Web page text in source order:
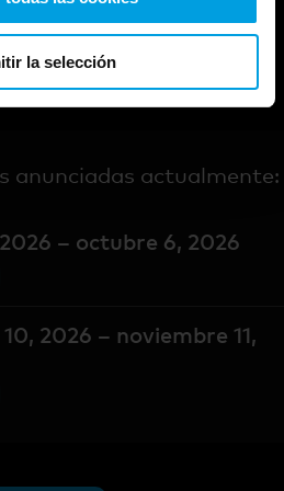
la selección
anunciadas actualmente:
– octubre 6, 2026
2026 – noviembre 11,